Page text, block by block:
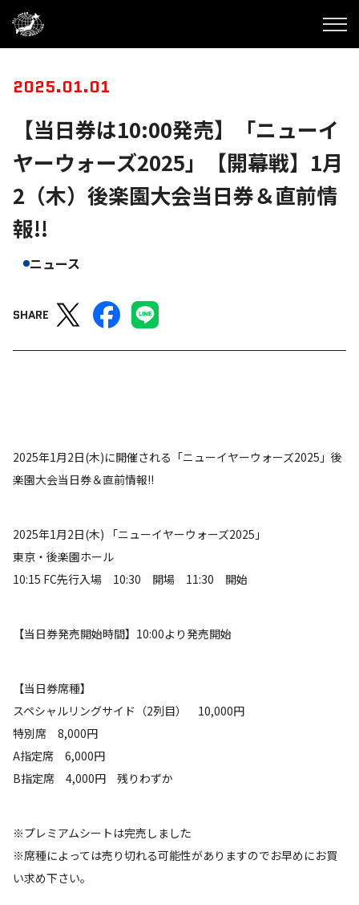
2025.01.01
【当日券は10:00発売】「ニューイ
ヤーウォーズ2025」【開幕戦】1月
2（木）後楽園大会当日券＆直前情
報!!
ニュース
SHARE
2025年1月2日(木)に開催される「ニューイヤーウォーズ2025」後
楽園大会当日券＆直前情報!!
2025年1月2日(木) 「ニューイヤーウォーズ2025」
東京・後楽園ホール
10:15 FC先行入場 10:30 開場 11:30 開始
【当日券発売開始時間】10:00より発売開始
【当日券席種】
スペシャルリングサイド（2列目） 10,000円
特別席 8,000円
A指定席 6,000円
B指定席 4,000円 残りわずか
※プレミアムシートは完売しました
※席種によっては売り切れる可能性がありますのでお早めにお買
い求め下さい。